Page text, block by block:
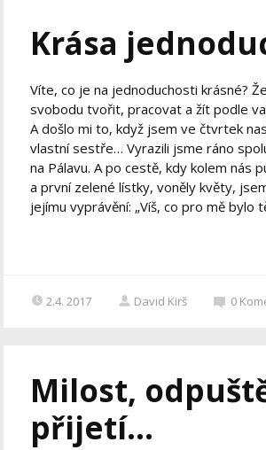
Krása
Víte, co je na jednoduchosti krásné?
svobodu tvořit, pracovat a žít podle
A došlo mi to, když jsem ve čtvrtek
vlastní sestře… Vyrazili jsme ráno
na Pálavu. A po cestě, kdy kolem nás
a první zelené lístky, voněly květy,
jejímu vyprávění: „Víš, co pro mě bylo
2.4. 2017 David Kirš 0
Milost,
přijetí…